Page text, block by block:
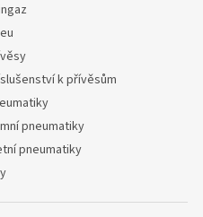
k přívěsům
pneumatiky
pneumatiky